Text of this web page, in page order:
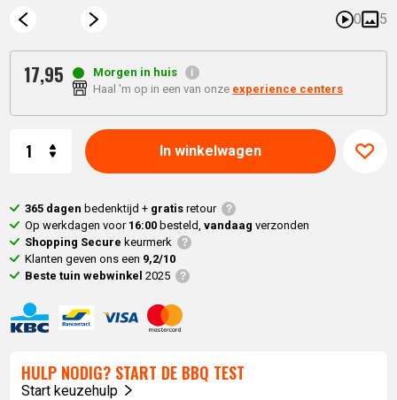
0 5
17,95
Morgen in huis
Haal 'm op in een van onze experience centers
In winkelwagen
365 dagen bedenktijd + gratisretour
Op werkdagen voor 16:00 besteld,vandaag verzonden
Shopping Secure keurmerk
Klanten geven ons een 9,2/10
Beste tuin webwinkel 2025
HULP NODIG? START DE BBQ TEST
Start keuzehulp